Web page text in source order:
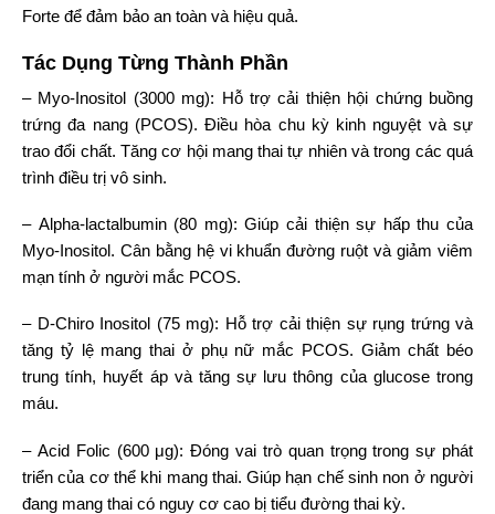
Forte để đảm bảo an toàn và hiệu quả.
Tác Dụng Từng Thành Phần
– Myo-Inositol (3000 mg): Hỗ trợ cải thiện hội chứng buồng
trứng đa nang (PCOS). Điều hòa chu kỳ kinh nguyệt và sự
trao đổi chất. Tăng cơ hội mang thai tự nhiên và trong các quá
trình điều trị vô sinh.
– Alpha-lactalbumin (80 mg): Giúp cải thiện sự hấp thu của
Myo-Inositol. Cân bằng hệ vi khuẩn đường ruột và giảm viêm
mạn tính ở người mắc PCOS.
– D-Chiro Inositol (75 mg): Hỗ trợ cải thiện sự rụng trứng và
tăng tỷ lệ mang thai ở phụ nữ mắc PCOS. Giảm chất béo
trung tính, huyết áp và tăng sự lưu thông của glucose trong
máu.
– Acid Folic (600 μg): Đóng vai trò quan trọng trong sự phát
triển của cơ thể khi mang thai. Giúp hạn chế sinh non ở người
đang mang thai có nguy cơ cao bị tiểu đường thai kỳ.